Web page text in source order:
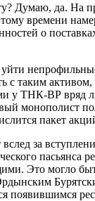
Думаю, да. На
времени
о
с таким
у ТНК-ВР
монополист
пакет
за
Это могло
появившимся